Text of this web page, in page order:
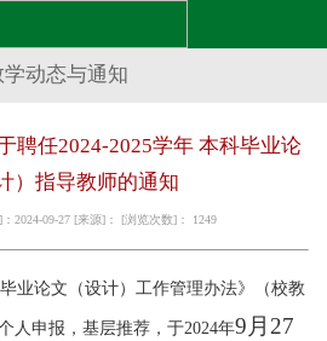
学动态与通知
聘任2024-2025学年 本科毕业论
）指导教师的通知
2024-09-27 [来源]： [浏览次数]： 1249
业论文（设计）工作管理办法》（校教
人申报，基层推荐，于2024年9 月 27